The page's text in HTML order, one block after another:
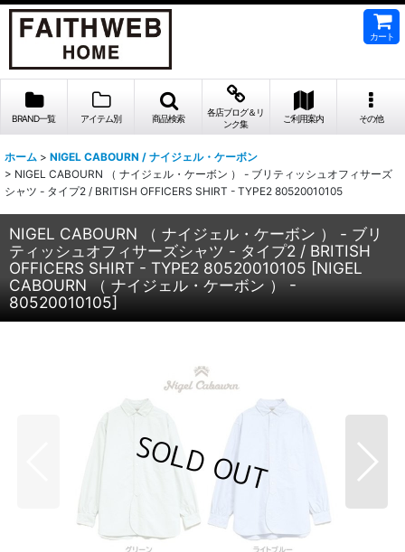
カート
BRAND一覧 アイテム別 商品検索
各店ブログ＆リ
ンク集
ご利用案内 その他
ホーム > NIGEL CABOURN / ナイジェル・ケーボン
> NIGEL CABOURN （ ナイジェル・ケーボン ） - ブリティッシュオフィサーズ
シャツ - タイプ2 / BRITISH OFFICERS SHIRT - TYPE2 80520010105
NIGEL CABOURN （ ナイジェル・ケーボン ） - ブリ
ティッシュオフィサーズシャツ - タイプ2 / BRITISH
OFFICERS SHIRT - TYPE2 80520010105 [NIGEL
CABOURN （ ナイジェル・ケーボン ） -
80520010105]